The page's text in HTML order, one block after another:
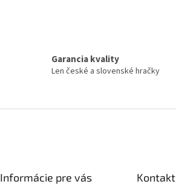
Garancia kvality
Len české a slovenské hračky
Informácie pre vás Kontakt